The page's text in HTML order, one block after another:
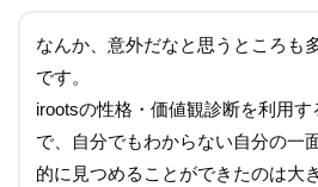
なんか、意外だなと思うところも
です。
irootsの性格・価値観診断を利用す
で、自分でもわからない自分の一
的に見つめることができたのは大